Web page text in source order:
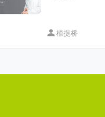
植提桥